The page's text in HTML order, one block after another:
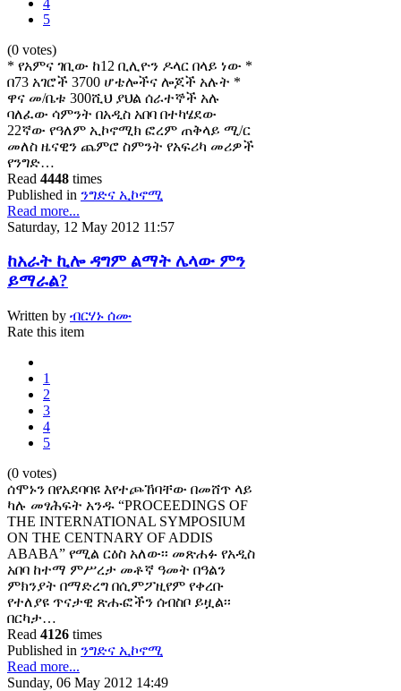
5
(0 votes)
* የአምና ገቢው ከ12 ቢሊዮን ዶላር በላይ ነው *
በ73 አገሮች 3700 ሆቴሎችና ሎጆች አሉት *
ዋና መ/ቤቱ 300ሺህ ያህል ሰራተኞች አሉ
ባለፈው ሳምንት በአዲስ አበባ በተካሄደው
22ኛው የዓለም ኢኮኖሚክ ፎረም ጠቅላይ ሚ/ር
መለስ ዜናዊን ጨምሮ ስምንት የአፍሪካ መሪዎች
የንግድ…
Read 4448 times
Published in ንግድና ኢኮኖሚ
Read more...
Saturday, 12 May 2012 11:57
ከአራት ኪሎ ዳግም ልማት ሌላው ምን
ይማራል?
Written by ብርሃኑ ሰሙ
Rate this item
1
2
3
4
5
(0 votes)
ሰሞኑን በየአደባባዩ እየተጮኸባቸው በመሸጥ ላይ
ካሉ መፃሕፍት አንዱ “PROCEEDINGS OF
THE INTERNATIONAL SYMPOSIUM
ON THE CENTNARY OF ADDIS
ABABA” የሚል ርዕስ አለው፡፡ መጽሐፉ የአዲስ
አበባ ከተማ ምሥረታ መቶኛ ዓመት በዓልን
ምክንያት በማድረግ በሲምፖዚየም የቀረቡ
የተለያዩ ጥናታዊ ጽሑፎችን ሰብስቦ ይዟል፡፡
በርካታ…
Read 4126 times
Published in ንግድና ኢኮኖሚ
Read more...
Sunday, 06 May 2012 14:49